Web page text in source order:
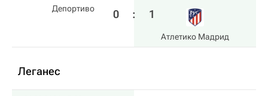
Депортиво 0 : 1
Атлетико Мадрид
Леганес